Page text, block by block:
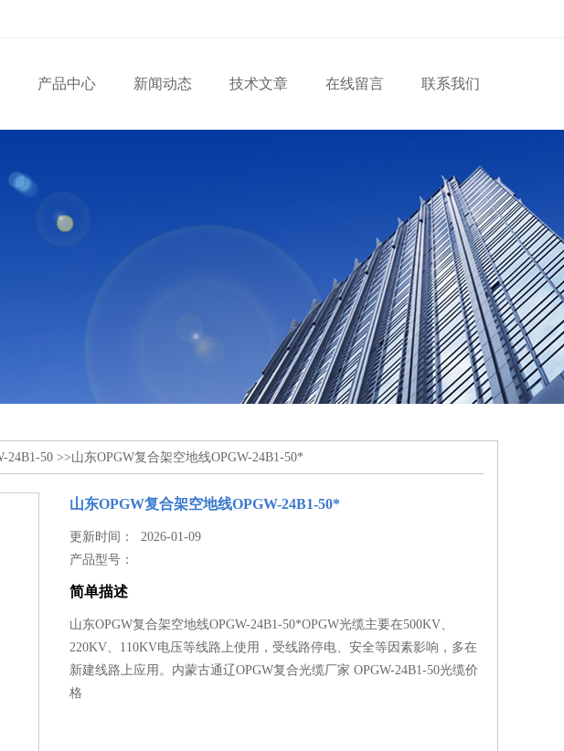
产品中心 新闻动态 技术文章 在线留言 联系我们
24B1-50 >>山东OPGW复合架空地线OPGW-24B1-50*
山东OPGW复合架空地线OPGW-24B1-50*
更新时间： 2026-01-09
产品型号：
简单描述
山东OPGW复合架空地线OPGW-24B1-50*OPGW光缆主要在500KV、
220KV、110KV电压等线路上使用，受线路停电、安全等因素影响，多在
新建线路上应用。内蒙古通辽OPGW复合光缆厂家 OPGW-24B1-50光缆价
格